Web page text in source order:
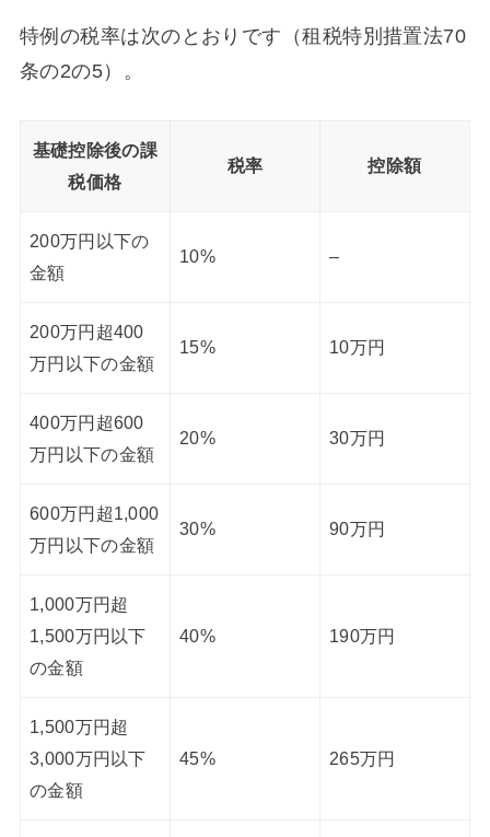
特例の税率は次のとおりです（租税特別措置法70
条の2の5）。
基礎控除後の課
税価格
税率 控除額
200万円以下の
金額
10% –
200万円超400
万円以下の金額
15% 10万円
400万円超600
万円以下の金額
20% 30万円
600万円超1,000
万円以下の金額
30% 90万円
1,000万円超
1,500万円以下
の金額
40% 190万円
1,500万円超
3,000万円以下
の金額
45% 265万円